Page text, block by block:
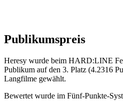
Publikumspreis
Heresy wurde beim HARD:LINE
Publikum auf den 3. Platz (4.2316
Langfilme gewählt.
Bewertet wurde im Fünf-Punkte-